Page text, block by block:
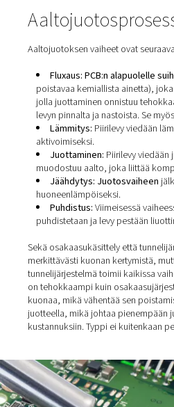
vähentämiseksi
typpiympäristössä,
osittainen kaasunkäsittely
kaasunkäsittelyssä vain
Tunnelijärjestelmässä
typpiympäristössä.
Aaltojuotoksen vaiheet
Fluxaus: PCB:n
poistavaa kemiallista
jolla juottaminen
levyn pinnalta ja
Lämmitys:Piirilevy
aktivoimiseksi.
muodostuu aalto, joka
Jäähdytys:
huoneenlämpöiseksi.